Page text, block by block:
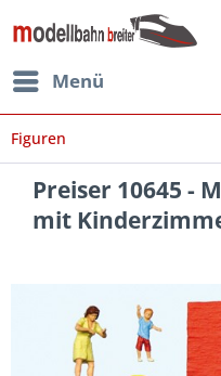
Menü
Figuren
Preiser 10645 -
mit